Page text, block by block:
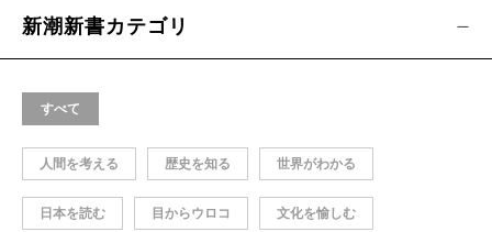
新潮新書カテゴリ
すべて
人間を考える 歴史を知る 世界がわかる
日本を読む 目からウロコ 文化を愉しむ